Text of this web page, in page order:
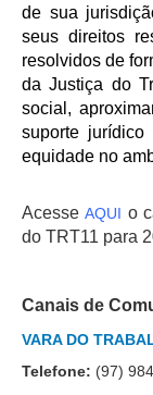
Gestão
Rede de
Gestão de
Biblioteca
Centro de
Educação
de sua
seus direitos
resolvidos de
da Justiça do
social,
suporte
equidade no
AcesseAQUI o
do TRT11 para
Canais de
VARA DO
Telefone: (97)